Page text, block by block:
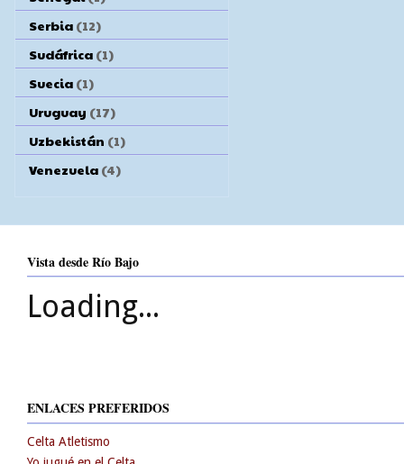
Serbia (12)
Sudáfrica (1)
Suecia (1)
Uruguay (17)
Uzbekistán (1)
Venezuela (4)
Vista desde Río Bajo
Loading...
ENLACES PREFERIDOS
Celta Atletismo